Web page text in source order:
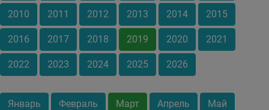
2010 2011 2012 2013 2014 2015
2016 2017 2018 2019 2020 2021
2022 2023 2024 2025 2026
Январь Февраль Март Апрель Май